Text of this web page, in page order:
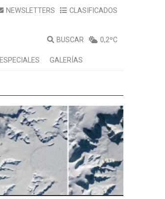
NEWSLETTERS CLASIFICADOS
BUSCAR 0,2ºC
ESPECIALES GALERÍAS